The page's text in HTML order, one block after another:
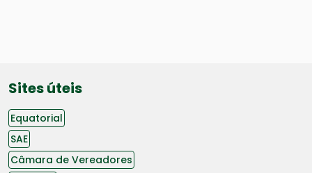
Sites úteis
Equatorial
SAE
Câmara de Vereadores